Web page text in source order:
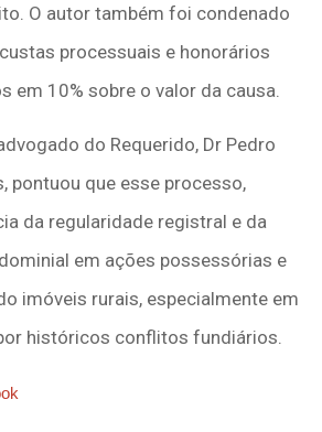
O autor também foi condenado
processuais e honorários
em 10% sobre o valor da causa.
do Requerido, Dr Pedro
pontuou que esse processo,
da regularidade registral e da
em ações possessórias e
imóveis rurais, especialmente em
históricos conflitos fundiários.